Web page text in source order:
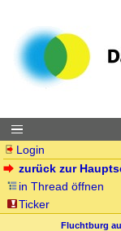
Login
zurück zur
in Thread öffnen
Ticker
Fluchtburg